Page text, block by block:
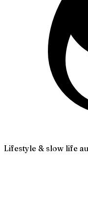
Lifestyle & slow life